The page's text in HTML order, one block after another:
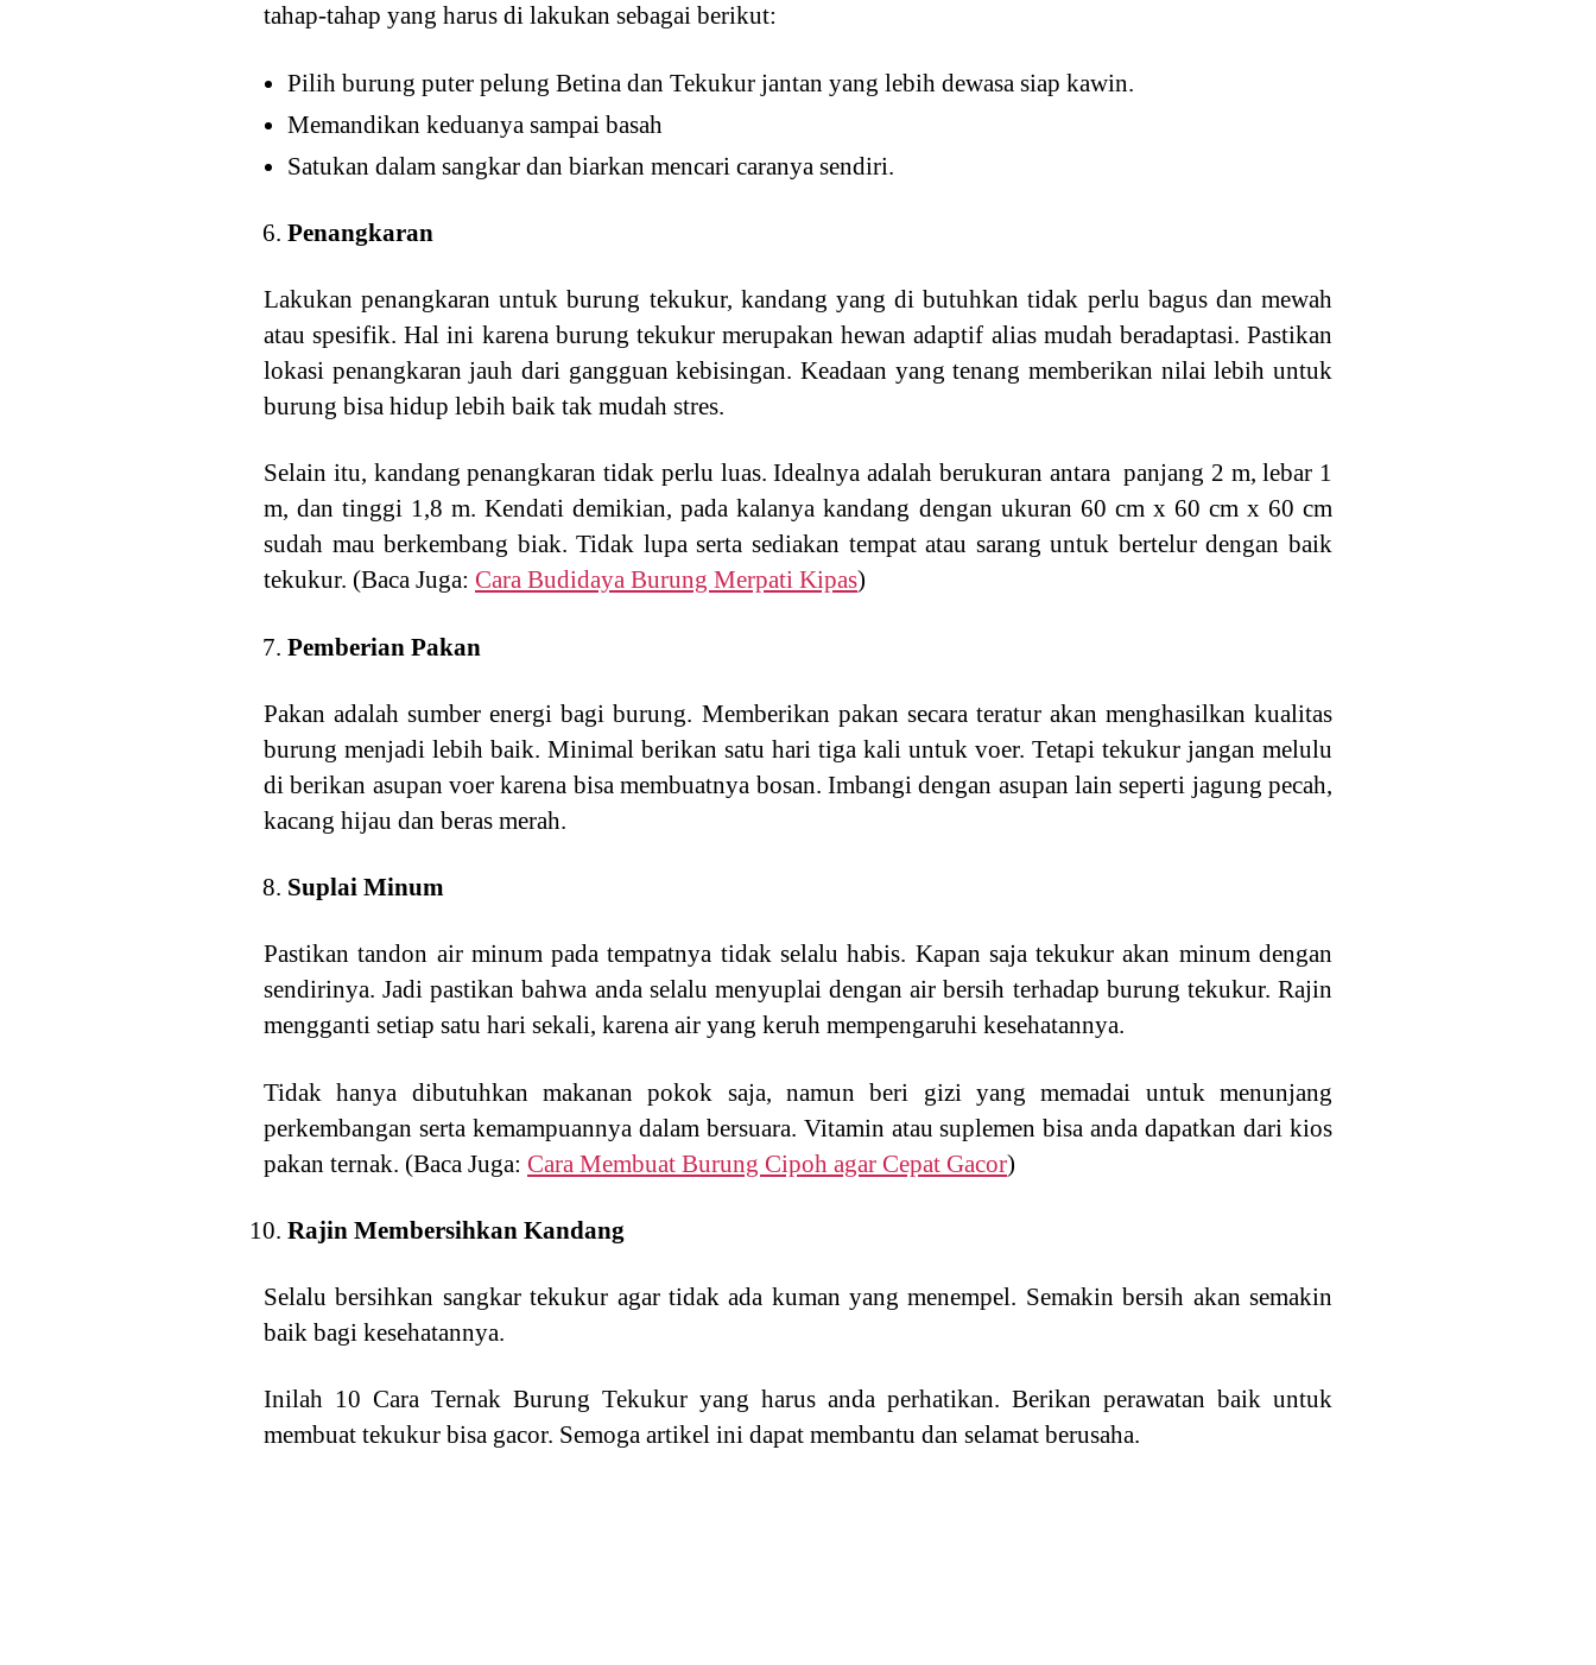
tahap-tahap yang harus di lakukan sebagai berikut:
Pilih burung puter pelung Betina dan Tekukur jantan yang lebih dewasa siap kawin.
Memandikan keduanya sampai basah
Satukan dalam sangkar dan biarkan mencari caranya sendiri.
Penangkaran
Lakukan penangkaran untuk burung tekukur, kandang yang di butuhkan tidak perlu bagus dan mewah
atau spesifik. Hal ini karena burung tekukur merupakan hewan adaptif alias mudah beradaptasi. Pastikan
lokasi penangkaran jauh dari gangguan kebisingan. Keadaan yang tenang memberikan nilai lebih untuk
burung bisa hidup lebih baik tak mudah stres.
Selain itu, kandang penangkaran tidak perlu luas. Idealnya adalah berukuran antara panjang 2 m, lebar 1
m, dan tinggi 1,8 m. Kendati demikian, pada kalanya kandang dengan ukuran 60 cm x 60 cm x 60 cm
sudah mau berkembang biak. Tidak lupa serta sediakan tempat atau sarang untuk bertelur dengan baik
tekukur. (Baca Juga: Cara Budidaya Burung Merpati Kipas)
Pemberian Pakan
Pakan adalah sumber energi bagi burung. Memberikan pakan secara teratur akan menghasilkan kualitas
burung menjadi lebih baik. Minimal berikan satu hari tiga kali untuk voer. Tetapi tekukur jangan melulu
di berikan asupan voer karena bisa membuatnya bosan. Imbangi dengan asupan lain seperti jagung pecah,
kacang hijau dan beras merah.
Suplai Minum
Pastikan tandon air minum pada tempatnya tidak selalu habis. Kapan saja tekukur akan minum dengan
sendirinya. Jadi pastikan bahwa anda selalu menyuplai dengan air bersih terhadap burung tekukur. Rajin
mengganti setiap satu hari sekali, karena air yang keruh mempengaruhi kesehatannya.
Tidak hanya dibutuhkan makanan pokok saja, namun beri gizi yang memadai untuk menunjang
perkembangan serta kemampuannya dalam bersuara. Vitamin atau suplemen bisa anda dapatkan dari kios
pakan ternak. (Baca Juga: Cara Membuat Burung Cipoh agar Cepat Gacor)
Rajin Membersihkan Kandang
Selalu bersihkan sangkar tekukur agar tidak ada kuman yang menempel. Semakin bersih akan semakin
baik bagi kesehatannya.
Inilah 10 Cara Ternak Burung Tekukur yang harus anda perhatikan. Berikan perawatan baik untuk
membuat tekukur bisa gacor. Semoga artikel ini dapat membantu dan selamat berusaha.